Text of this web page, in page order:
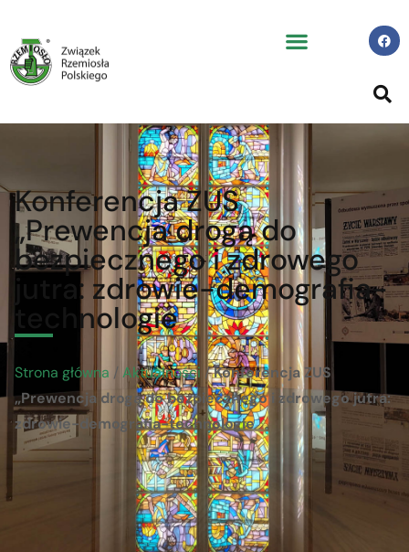
Konferencja ZUS
„Prewencja drogą do
bezpiecznego i zdrowego
jutra: zdrowie-demografia-
technologie
Strona główna / Aktualności /Konferencja ZUS
„Prewencja drogą do bezpiecznego i zdrowego jutra:
zdrowie-demografia-technologie